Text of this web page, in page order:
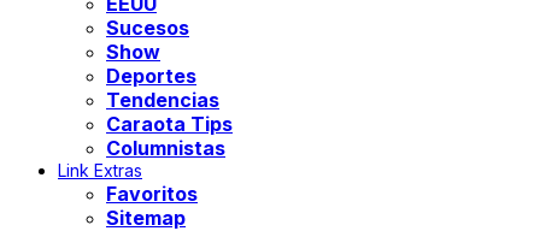
Sucesos
Show
Deportes
Tendencias
Caraota Tips
Columnistas
Link Extras
Favoritos
Sitemap